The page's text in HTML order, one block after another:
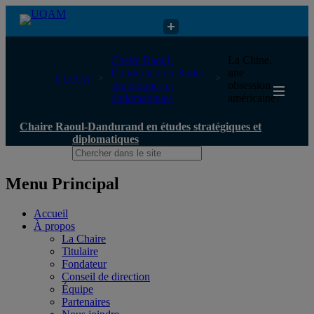
Chaire Raoul-Dandurand en études stratégiques et diplomatiques
UQAM
Chaire Raoul-
Dandurand en études
stratégiques et
diplomatiques
La Chine,
une
obsession
américaine?
Chaire Raoul-Dandurand en études stratégiques et
diplomatiques
Menu Principal
Accueil
À propos
La Chaire
Titulaire
Fondateur
Conseil de direction
Équipe
Partenaires